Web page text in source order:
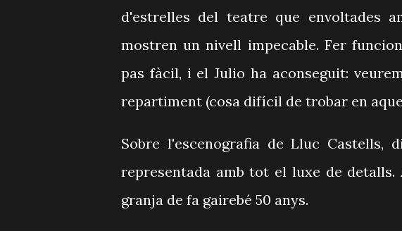
d'estrelles del teatre que envoltades
mostren un nivell impecable. Fer
pas fàcil, i el Julio ha aconseguit:
repartiment (cosa difícil de trobar en
Sobre l'escenografia de Lluc
representada amb tot el luxe de
granja de fa gairebé 50 anys.